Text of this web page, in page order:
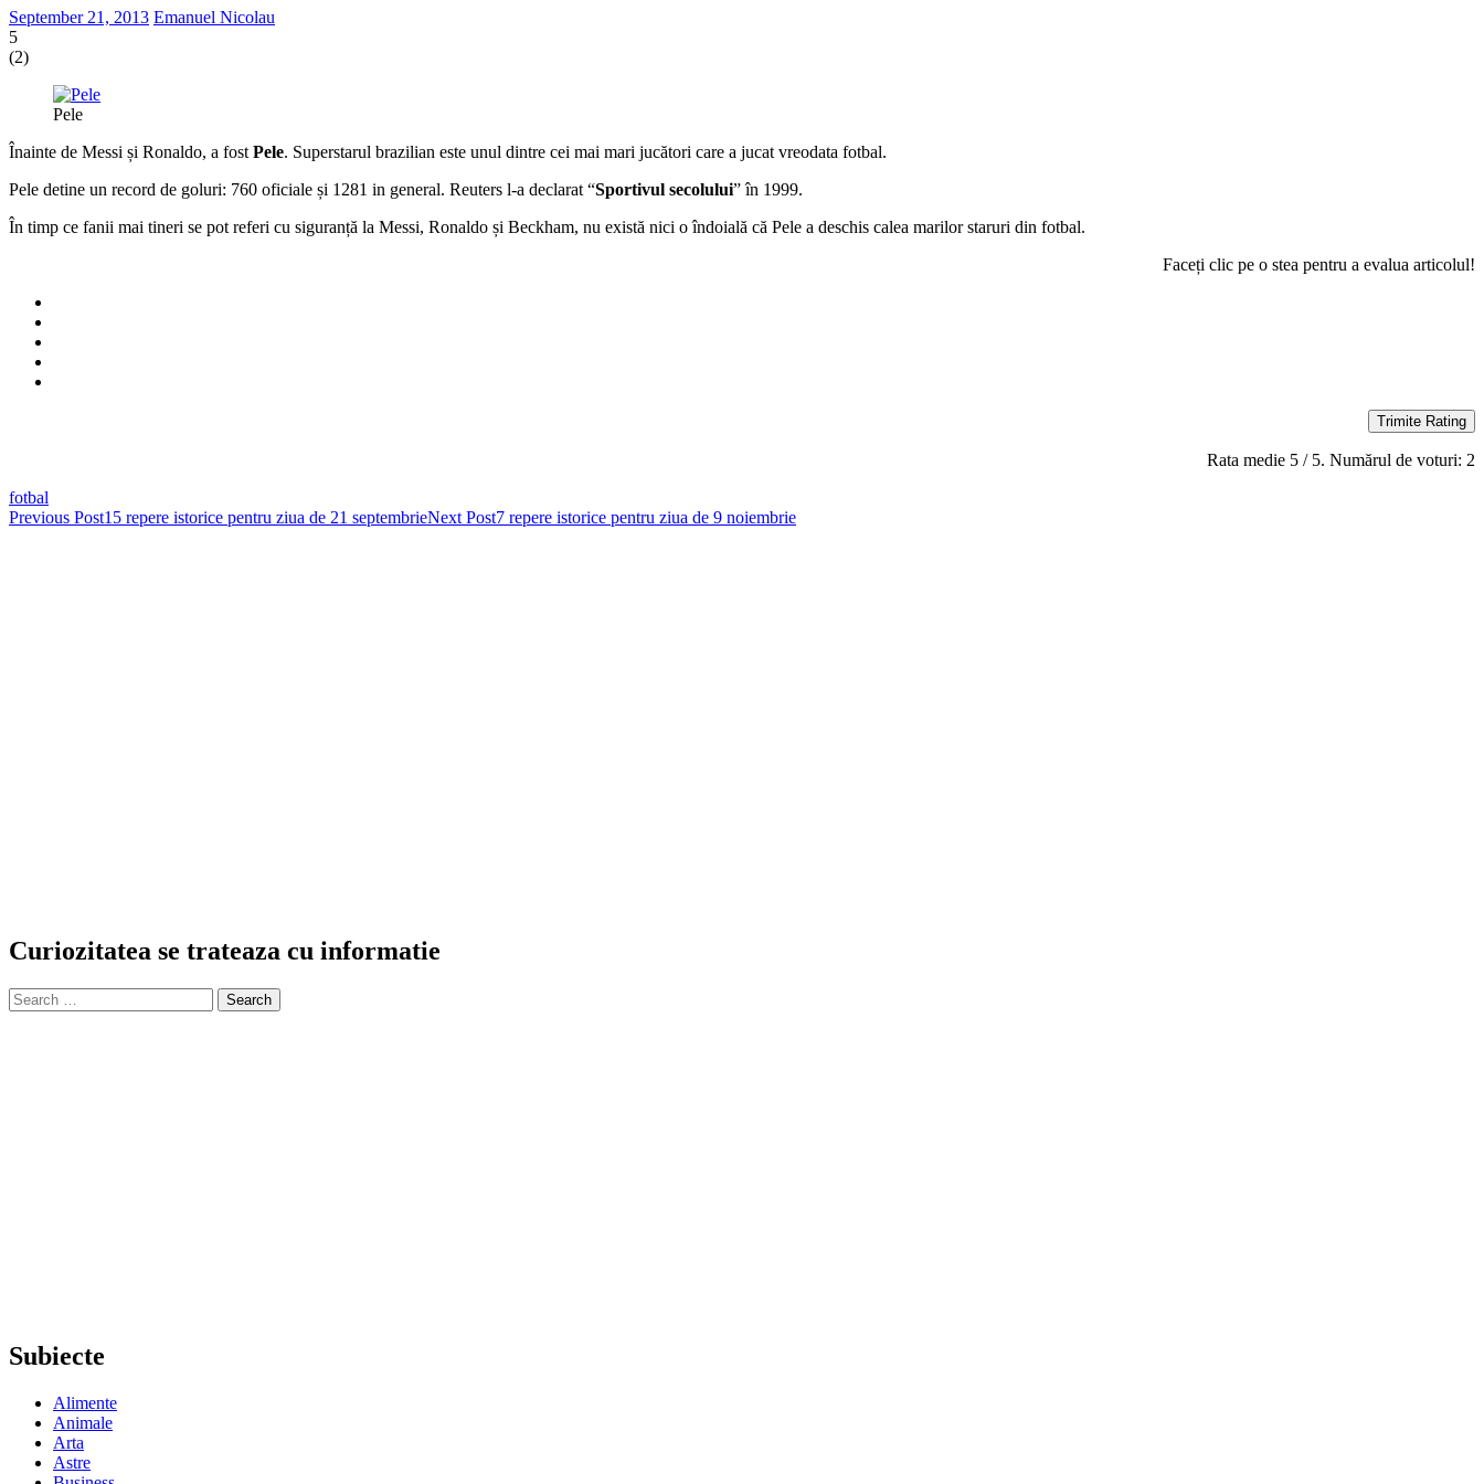
September 21, 2013 Emanuel Nicolau
5
(2)
Pele
Înainte de Messi și Ronaldo, a fost Pele. Superstarul brazilian este unul dintre cei mai mari jucători care a jucat vreodata fotbal.
Pele detine un record de goluri: 760 oficiale și 1281 in general. Reuters l-a declarat “Sportivul secolului” în 1999.
În timp ce fanii mai tineri se pot referi cu siguranță la Messi, Ronaldo și Beckham, nu există nici o îndoială că Pele a deschis calea marilor staruri din fotbal.
Faceți clic pe o stea pentru a evalua articolul!
Trimite Rating
Rata medie 5 / 5. Numărul de voturi: 2
fotbal
Post
Previous Post15 repere istorice pentru ziua de 21 septembrieNext Post7 repere istorice pentru ziua de 9 noiembrie
Curiozitatea se trateaza cu informatie
Search
for:
Subiecte
Alimente
Animale
Arta
Astre